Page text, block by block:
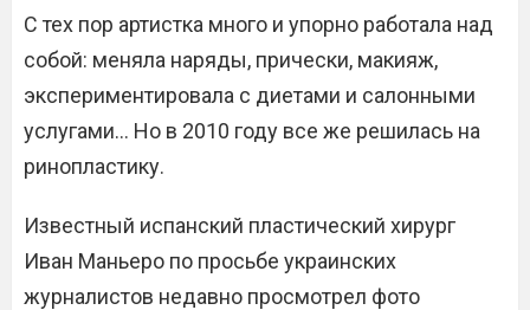
С тех пор артистка много и упорно работала над
собой: меняла наряды, прически, макияж,
экспериментировала с диетами и салонными
услугами… Но в 2010 году все же решилась на
ринопластику.
Известный испанский пластический хирург
Иван Маньеро по просьбе украинских
журналистов недавно просмотрел фото